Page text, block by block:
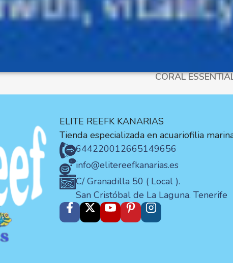
CORAL
ELITE REEFK KANARIAS
Tienda especializada en acuariofilia
644220012665149656
info@elitereefkanarias.es
C/ Granadilla 50 ( Local ).
San Cristóbal de La Laguna. Tenerife